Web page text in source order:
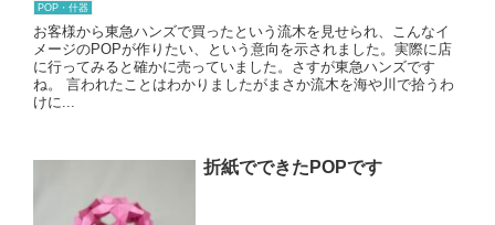
POP・什器
お客様から東急ハンズで買ったという流木を見せられ、こんなイ
メージのPOPが作りたい、という意向を示されました。実際に店
に行ってみると確かに売っていました。さすが東急ハンズです
ね。 言われたことはわかりましたがまさか流木を海や川で拾うわ
けに...
折紙でできたPOPです